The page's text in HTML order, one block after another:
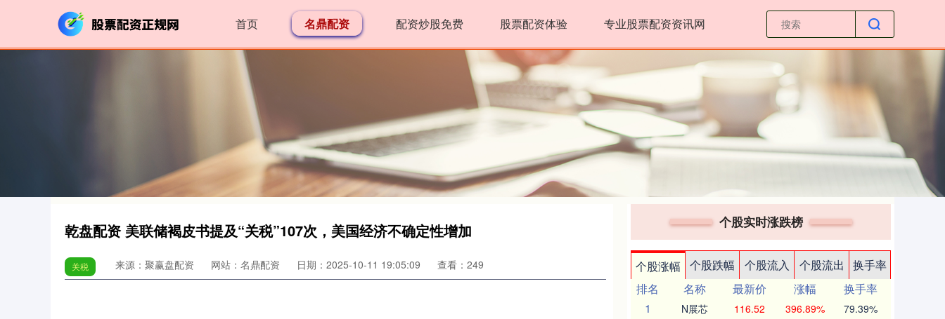
首页 名鼎配资 配资炒股免费 股票配资体验 专业股票配资资讯网
乾盘配资 美联储褐皮书提及“关税”107次，美国经济不确定性增加
关税 来源：聚赢盘配资 网站：名鼎配资 日期：2025-10-11 19:05:09 查看：249
个股实时涨跌榜
个股涨幅 个股跌幅 个股流入 个股流出
换手率
排名
名称 最新价 涨幅
换手率
1
N展芯 116.52 396.89% 79.39%